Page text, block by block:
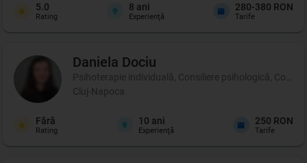
5.0
Rating
8 ani
Experienţă
280-380 RON
Tarife
Daniela Dociu
Psihoterapie individuală, Consiliere psihologică,
Cluj-Napoca
Fără
Rating
10 ani
Experienţă
250 RON
Tarife